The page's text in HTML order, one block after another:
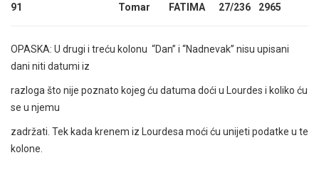
91 Tomar FATIMA 27/236 2965
OPASKA: U drugi i treću kolonu “Dan” i “Nadnevak” nisu upisani
dani niti datumi iz
razloga što nije poznato kojeg ću datuma doći u Lourdes i koliko ću
se u njemu
zadržati. Tek kada krenem iz Lourdesa moći ću unijeti podatke u te
kolone.